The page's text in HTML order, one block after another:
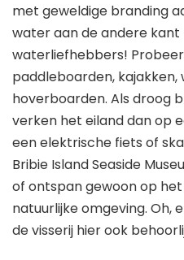
met geweldige branding
water aan de andere kant
waterliefhebbers!
paddleboarden,
hoverboarden. Als droog
verken het eiland dan op
een elektrische fiets of
Bribie Island Seaside
of ontspan gewoon op
natuurlijke omgeving. Oh,
de visserij hier ook